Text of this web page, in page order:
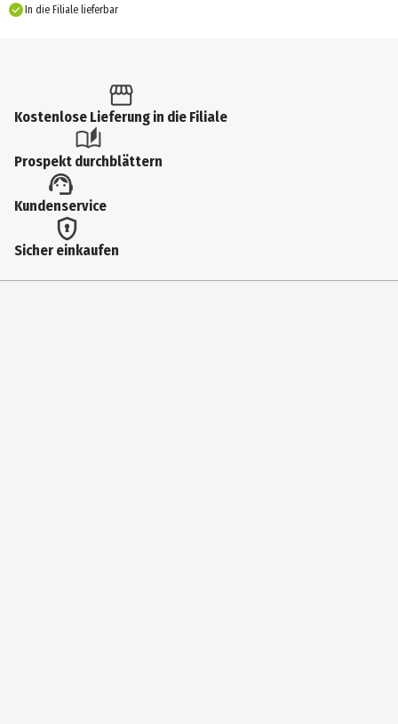
In die Filiale lieferbar
Kostenlose Lieferung in die Filiale
Prospekt durchblättern
Kundenservice
Sicher einkaufen